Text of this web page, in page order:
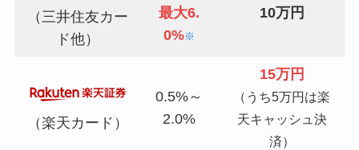
（三井住友カー
ド他）
最大6.
0%※
10万円
（楽天カード）
0.5%～
2.0%
15万円
（うち5万円は楽
天キャッシュ決
済）